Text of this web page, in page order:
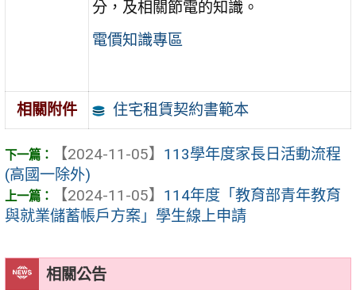
相關公告
分，及相關節電的知識。
電價知識專區
相關附件 住宅租賃契約書範本
【2024-11-05】 113學年度家長日活動流程
(高國一除外)
【2024-11-05】 114年度「教育部青年教育
與就業儲蓄帳戶方案」學生線上申請